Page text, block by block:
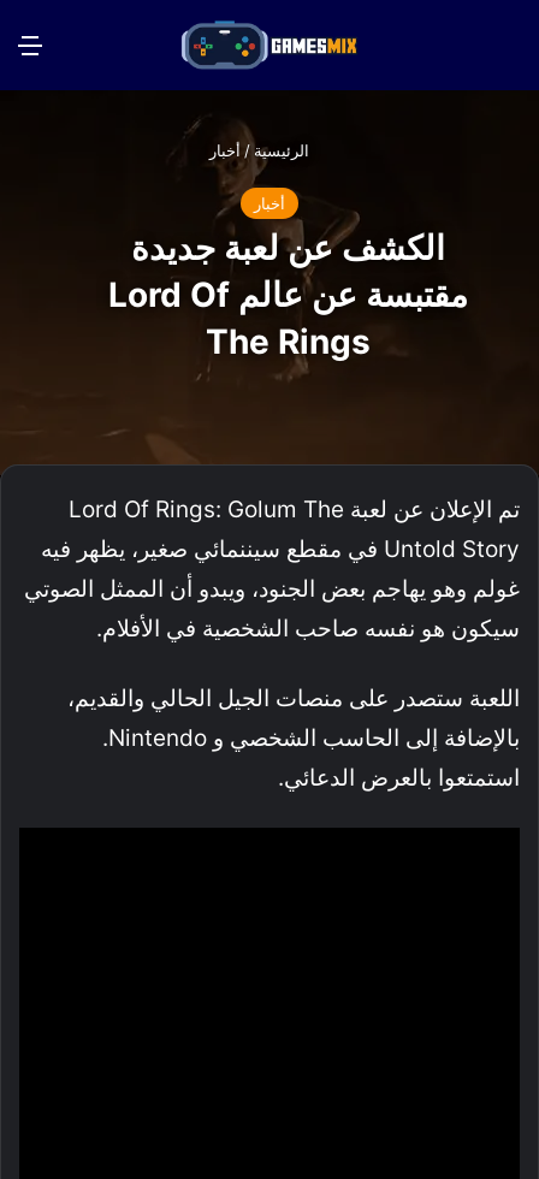
الرئيسية / أخبار
أخبار
الكشف عن لعبة جديدة
مقتبسة عن عالم Lord Of
The Rings
تم الإعلان عن لعبة Lord Of Rings: Golum The
Untold Story في مقطع سيننمائي صغير، يظهر فيه
غولم وهو يهاجم بعض الجنود، ويبدو أن الممثل الصوتي
سيكون هو نفسه صاحب الشخصية في الأفلام.
اللعبة ستصدر على منصات الجيل الحالي والقديم،
بالإضافة إلى الحاسب الشخصي و Nintendo.
استمتعوا بالعرض الدعائي.